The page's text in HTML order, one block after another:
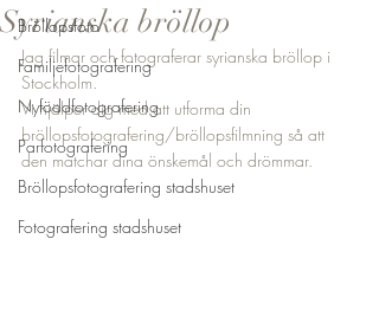
Bröllopsfoto
Familjefotografering
Nyföddfotografering
Parfotografering
Bröllopsfotografering stadshuset
Fotografering stadshuset
Syrianska bröllop
Jag filmar och fotograferar syrianska bröllop i
Stockholm.
Vi hjälper dig med att utforma din
bröllopsfotografering/bröllopsfilmning så att
den matchar dina önskemål och drömmar.